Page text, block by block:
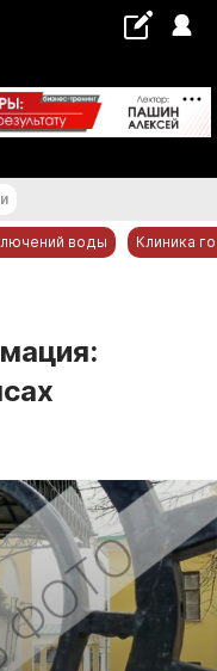
°С
воды Клиника